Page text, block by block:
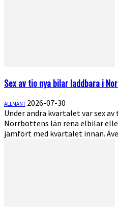
Sex av tio nya bilar laddbara i
ALLMÄNT 2026-07-30
Under andra kvartalet var sex
Norrbottens län rena elbilar
jämfört med kvartalet innan.